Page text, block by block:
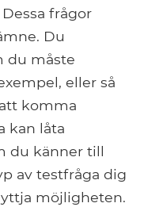
frågor
Du
du måste
eller så
komma
kan låta
du känner till
av testfråga dig
möjligheten.